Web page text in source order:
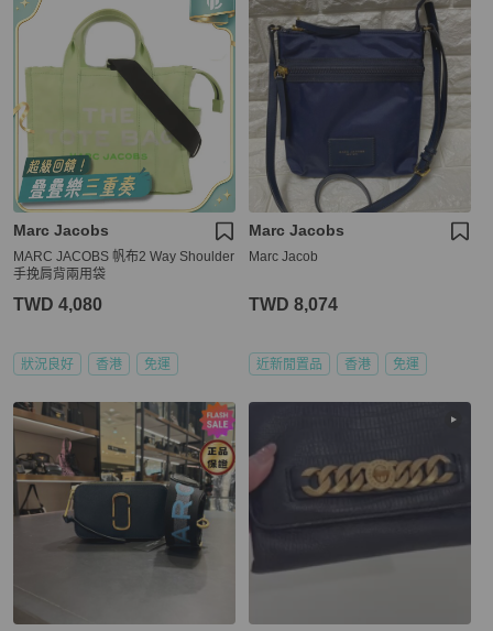
Marc Jacobs
MARC JACOBS 帆布2 Way Shoulder
手挽肩背兩用袋
TWD 4,080
狀況良好 香港 免運
Marc Jacobs
Marc Jacob
TWD 8,074
近新閒置品 香港 免運